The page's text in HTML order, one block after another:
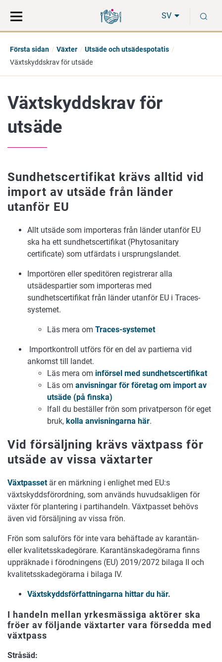
direkt
till
på
hela
SV
Första sidan Växter
Utsäde och utsädespotatis
Växtskyddskrav för utsäde
Växtskyddskrav för
utsäde
Sundhetscertifikat krävs alltid vid
import av utsäde från länder
utanför EU
Allt utsäde som importeras från länder utanför EU
ska ha ett sundhetscertifikat (Phytosanitary
certificate) som utfärdats i ursprungslandet.
Importören eller speditören registrerar alla
utsädespartier som importeras med
sundhetscertifikat från länder utanför EU i Traces-
systemet.
Läs mera om Traces-systemet
Importkontroll utförs för en del av partierna vid
ankomst till landet.
Läs mera om införsel med sundhetscertifikat
Läs om anvisningar för företag om import av
utsäde (på finska)
Ifall du beställer frön som privatperson för eget
bruk, kolla anvisningarna här.
Vid försäljning krävs växtpass för
utsäde av vissa växtarter
Växtpassetär en märkning i enlighet med EU:s
växtskyddsförordning, som används huvudsakligen för
växter för plantering i partihandeln. Växtpasset behövs
även vid försäljning av vissa frön.
Frön som saluförs för inte vara behäftade av karantän-
eller kvalitetsskadegörare. Karantänskadegörarna finns
uppräknade i förodningens (EU) 2019/2072 bilaga II och
kvalitetsskadegörarna i bilaga IV.
Växtskyddsförfattningarna hittar du här.
I handeln mellan yrkesmässiga aktörer ska
fröer av följande växtarter vara försedda med
växtpass
Stråsäd: